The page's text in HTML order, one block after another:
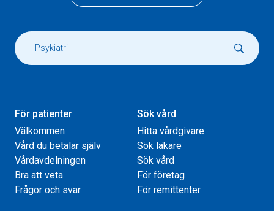
För patienter
Välkommen
Vård du betalar själv
Vårdavdelningen
Bra att veta
Frågor och svar
Sök vård
Hitta vårdgivare
Sök läkare
Sök vård
För företag
För remittenter